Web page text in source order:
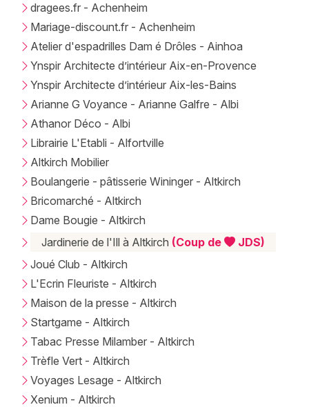
Artistes en tournée
Actualités
Magazine
Choisir mes départements
Mon email
Je m'abonne
dragees.fr - Achenheim
Mariage-discount.fr - Achenheim
Atelier d'espadrilles Dam é Drôles - Ainhoa
Ynspir Architecte d’intérieur Aix-en-Provence
Ynspir Architecte d’intérieur Aix-les-Bains
Arianne G Voyance - Arianne Galfre - Albi
Athanor Déco - Albi
Librairie L'Etabli - Alfortville
Altkirch Mobilier
Boulangerie - pâtisserie Wininger - Altkirch
Bricomarché - Altkirch
Dame Bougie - Altkirch
Jardinerie de l'Ill à Altkirch (Coup de
JDS)
Joué Club - Altkirch
L'Ecrin Fleuriste - Altkirch
Maison de la presse - Altkirch
Startgame - Altkirch
Tabac Presse Milamber - Altkirch
Trèfle Vert - Altkirch
Voyages Lesage - Altkirch
Xenium - Altkirch